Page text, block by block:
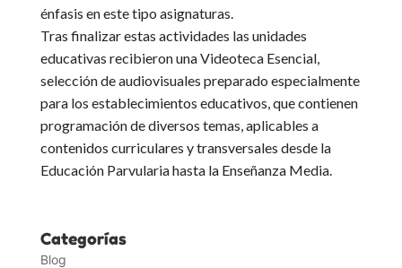
énfasis en este tipo asignaturas.
Tras finalizar estas actividades las unidades
educativas recibieron una Videoteca Esencial,
selección de audiovisuales preparado especialmente
para los establecimientos educativos , que contienen
programación de diversos temas, aplicables a
contenidos curriculares y transversales desde la
Educación Parvularia hasta la Enseñanza Media.
Categorías
Blog